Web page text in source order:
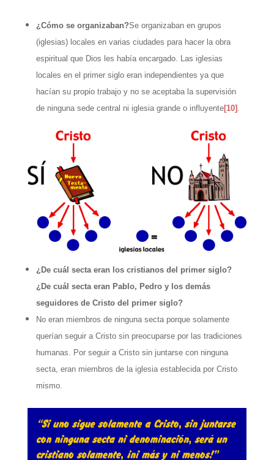
¿Cómo se organizaban?Se organizaban en grupos
(iglesias) locales en varias ciudades para hacer la obra
espiritual que Dios les había encargado. Las iglesias
locales en el primer siglo eran independientes ya que
hacían su propio trabajo y no se aceptaba la supervisión
de ninguna sede central ni iglesia grande o influyente[10].
¿De cuál secta eran los cristianos del primer siglo?
¿De cuál secta eran Pablo, Pedro y los demás
seguidores de Cristo del primer siglo?
No eran miembros de ninguna secta porque solamente
querían seguir a Cristo sin preocuparse por las tradiciones
humanas. Por seguir a Cristo sin juntarse con ninguna
secta, eran miembros de la iglesia establecida por Cristo
mismo.